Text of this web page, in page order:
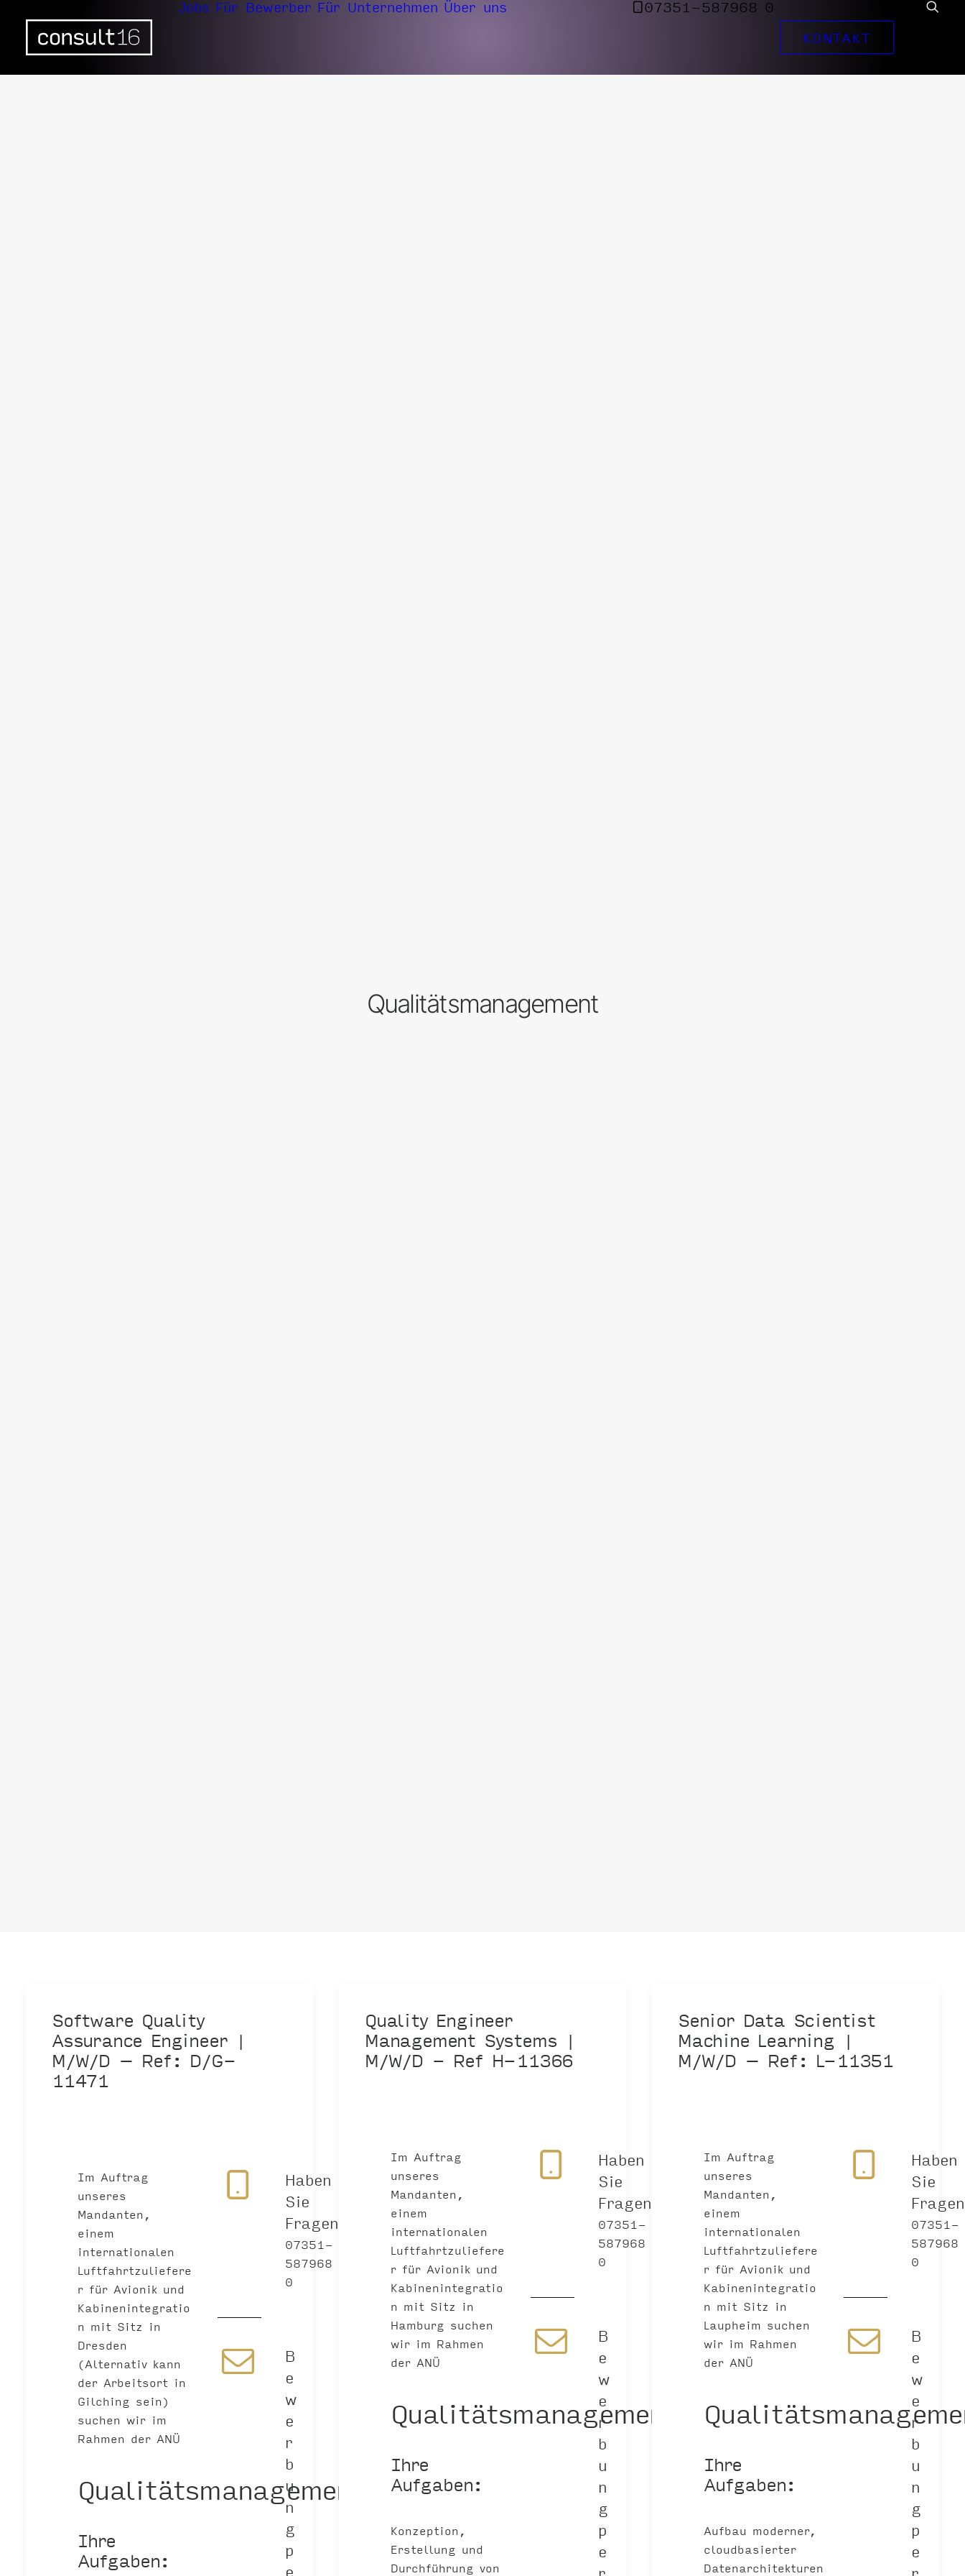
Jobs Für Bewerber Für Unternehmen Über uns
07351-587968 0
KONTAKT
Qualitätsmanagement
Software Quality
Assurance Engineer |
M/W/D – Ref: D/G-
11471
Im Auftrag
unseres
Mandanten,
einem
internationalen
Luftfahrtzuliefere
r für Avionik und
Kabinenintegratio
n mit Sitz in
Dresden
(Alternativ kann
der Arbeitsort in
Gilching sein)
suchen wir im
Rahmen der ANÜ
Qualitätsmanagement
Ihre
Aufgaben:
Haben
Sie
Fragen?
07351-
587968
0
B
e
w
e
r
b
u
n
g
p
Quality Engineer
Management Systems |
M/W/D - Ref H-11366
Im Auftrag
unseres
Mandanten,
einem
internationalen
Luftfahrtzuliefere
r für Avionik und
Kabinenintegratio
n mit Sitz in
Hamburg suchen
wir im Rahmen
der ANÜ
Qualitätsmanagement
Ihre
Aufgaben:
Konzeption,
Erstellung und
Durchführung von
Haben
Sie
Fragen?
07351-
587968
0
B
e
w
e
r
b
u
n
g
p
e
Senior Data Scientist
Machine Learning |
M/W/D – Ref: L-11351
Im Auftrag
unseres
Mandanten,
einem
internationalen
Luftfahrtzuliefere
r für Avionik und
Kabinenintegratio
n mit Sitz in
Laupheim suchen
wir im Rahmen
der ANÜ
Ihre
Aufgaben:
Aufbau moderner,
cloudbasierter
Datenarchitekturen
Haben
Sie
07351-
587968
0
B
e
w
e
r
b
u
n
g
p
e